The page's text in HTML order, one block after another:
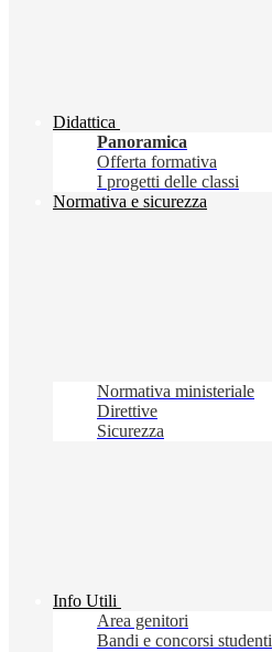
Didattica
Panoramica
Offerta formativa
I progetti delle classi
Normativa e sicurezza
Normativa ministeriale
Direttive
Sicurezza
Info Utili
Area genitori
Bandi e concorsi studenti